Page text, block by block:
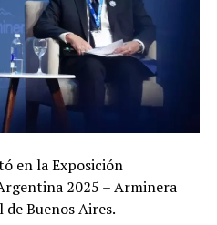
en la Exposición
2025 – Arminera
Buenos Aires.